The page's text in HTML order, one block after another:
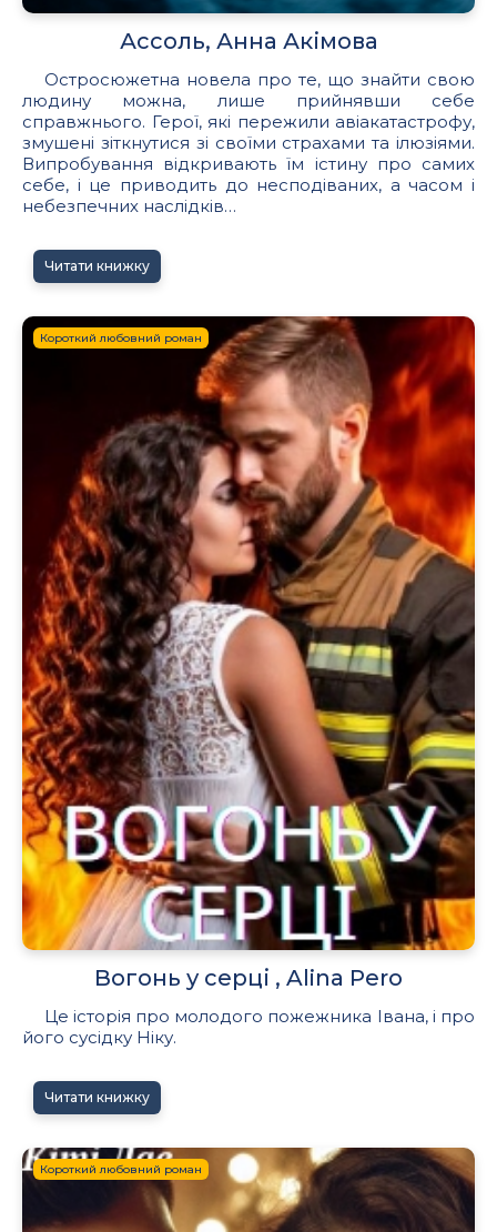
Ассоль, Анна Акімова
Остросюжетна новела про те, що знайти свою
людину можна, лише прийнявши себе
справжнього. Герої, які пережили авіакатастрофу,
змушені зіткнутися зі своїми страхами та ілюзіями.
Випробування відкривають їм істину про самих
себе, і це приводить до несподіваних, а часом і
небезпечних наслідків…
Читати книжку
Короткий любовний роман
Вогонь у серці , Alina Pero
Це історія про молодого пожежника Івана, і про
його сусідку Ніку.
Читати книжку
Короткий любовний роман